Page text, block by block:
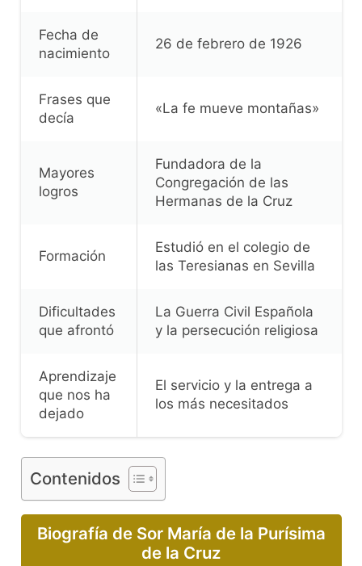
Fecha de
nacimiento
26 de febrero de 1926
Frases que
decía
«La fe mueve montañas»
Mayores
logros
Fundadora de la
Congregación de las
Hermanas de la Cruz
Formación
Estudió en el colegio de
las Teresianas en Sevilla
Dificultades
que afrontó
La Guerra Civil Española
y la persecución religiosa
Aprendizaje
que nos ha
dejado
El servicio y la entrega a
los más necesitados
Contenidos
Biografía de Sor María de la Purísima
de la Cruz